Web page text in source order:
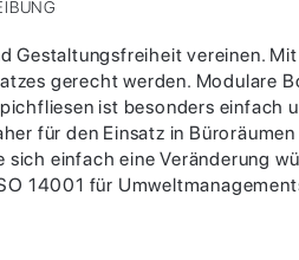
vereinen.
gerecht werden. Modulare
ist besonders
für den Einsatz in
einfach eine Veränderung
14001 für